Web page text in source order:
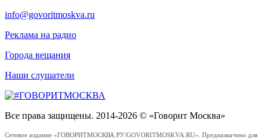
info@govoritmoskva.ru
Реклама на радио
Города вещания
Наши слушатели
Все права защищены. 2014-2026 © «Говорит Москва»
Сетевое издание «ГОВОРИТМОСКВА.РУ/GOVORITMOSKVA.RU». Предназначено для